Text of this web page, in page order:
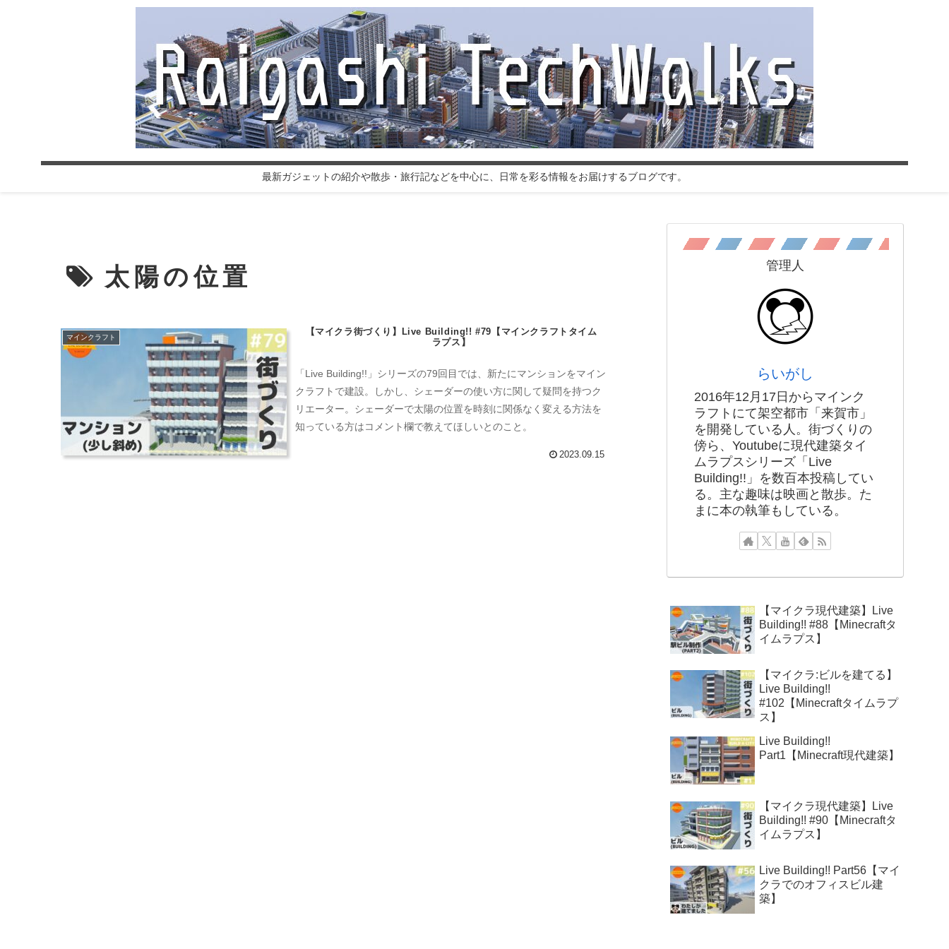
最新ガジェットの紹介や散歩・旅行記などを中心に、日常を彩る情報をお届けするブログです。
太陽の位置
マインクラフト
【マイクラ街づくり】Live Building!! #79【マインクラフトタイム
ラプス】
「Live Building!!」シリーズの79回目では、新たにマンションをマイン
クラフトで建設。しかし、シェーダーの使い方に関して疑問を持つク
リエーター。シェーダーで太陽の位置を時刻に関係なく変える方法を
知っている方はコメント欄で教えてほしいとのこと。
2023.09.15
管理人
らいがし
2016年12月17日からマインク
ラフトにて架空都市「来賀市」
を開発している人。街づくりの
傍ら、Youtubeに現代建築タイ
ムラプスシリーズ「Live
Building!!」を数百本投稿してい
る。主な趣味は映画と散歩。た
まに本の執筆もしている。
【マイクラ現代建築】Live
Building!! #88【Minecraftタ
イムラプス】
【マイクラ:ビルを建てる】
Live Building!!
#102【Minecraftタイムラプ
ス】
Live Building!!
Part1【Minecraft現代建築】
【マイクラ現代建築】Live
Building!! #90【Minecraftタ
イムラプス】
Live Building!! Part56【マイ
クラでのオフィスビル建
築】